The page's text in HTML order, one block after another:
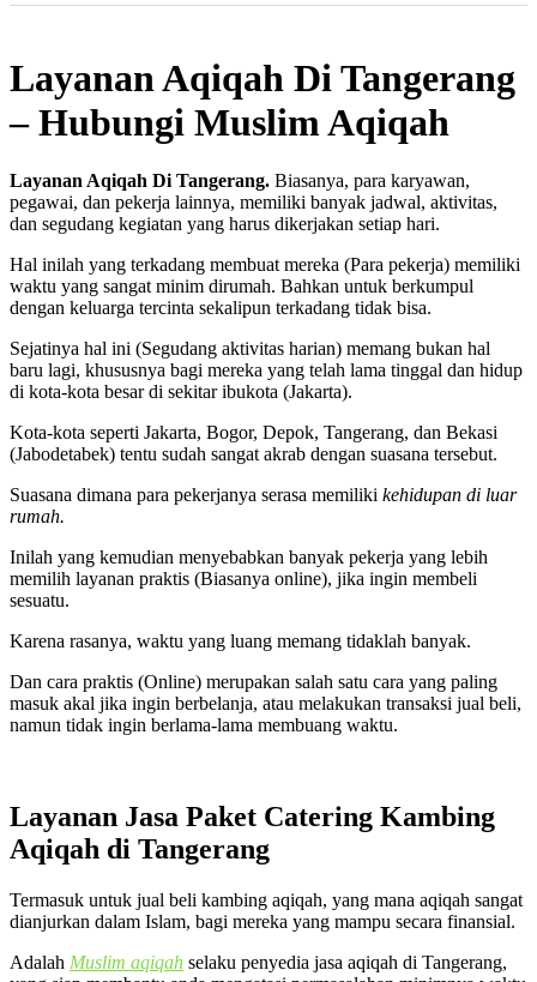
Layanan Aqiqah Di Tangerang
– Hubungi Muslim Aqiqah
Layanan Aqiqah Di Tangerang. Biasanya, para karyawan,
pegawai, dan pekerja lainnya, memiliki banyak jadwal, aktivitas,
dan segudang kegiatan yang harus dikerjakan setiap hari.
Hal inilah yang terkadang membuat mereka (Para pekerja) memiliki
waktu yang sangat minim dirumah. Bahkan untuk berkumpul
dengan keluarga tercinta sekalipun terkadang tidak bisa.
Sejatinya hal ini (Segudang aktivitas harian) memang bukan hal
baru lagi, khususnya bagi mereka yang telah lama tinggal dan hidup
di kota-kota besar di sekitar ibukota (Jakarta).
Kota-kota seperti Jakarta, Bogor, Depok, Tangerang, dan Bekasi
(Jabodetabek) tentu sudah sangat akrab dengan suasana tersebut.
Suasana dimana para pekerjanya serasa memiliki kehidupan di luar
rumah.
Inilah yang kemudian menyebabkan banyak pekerja yang lebih
memilih layanan praktis (Biasanya online), jika ingin membeli
sesuatu.
Karena rasanya, waktu yang luang memang tidaklah banyak.
Dan cara praktis (Online) merupakan salah satu cara yang paling
masuk akal jika ingin berbelanja, atau melakukan transaksi jual beli,
namun tidak ingin berlama-lama membuang waktu.
Layanan Jasa Paket Catering Kambing
Aqiqah di Tangerang
Termasuk untuk jual beli kambing aqiqah, yang mana aqiqah sangat
dianjurkan dalam Islam, bagi mereka yang mampu secara finansial.
Adalah Muslim aqiqah selaku penyedia jasa aqiqah di Tangerang,